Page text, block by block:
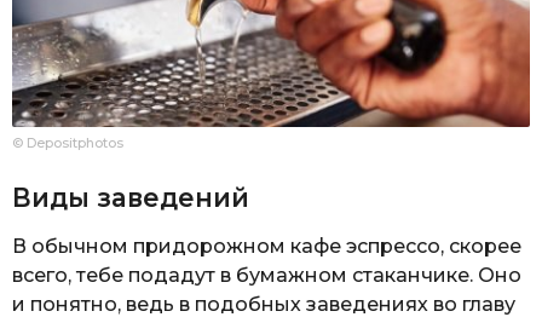
© Depositphotos
Виды заведений
В обычном придорожном кафе эспрессо, скорее
всего, тебе подадут в бумажном стаканчике. Оно
и понятно, ведь в подобных заведениях во главу